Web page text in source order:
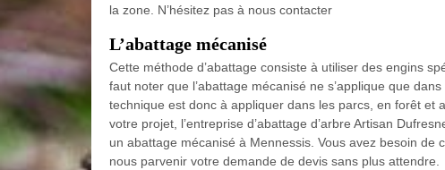
la zone. N’hésitez pas à nous contacter
L’abattage mécanisé
Cette méthode d’abattage consiste à utiliser des engins
faut noter que l’abattage mécanisé ne s’applique que
technique est donc à appliquer dans les parcs, en forêt et
votre projet, l’entreprise d’abattage d’arbre Artisan
un abattage mécanisé à Mennessis. Vous avez besoin
nous parvenir votre demande de devis sans plus attendre.